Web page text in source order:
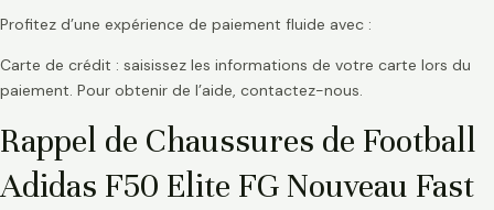
Profitez d’une expérience de paiement fluide avec :
Carte de crédit : saisissez les informations de votre carte lors du
paiement. Pour obtenir de l’aide, contactez-nous.
Rappel de Chaussures de Football
Adidas F50 Elite FG Nouveau Fast